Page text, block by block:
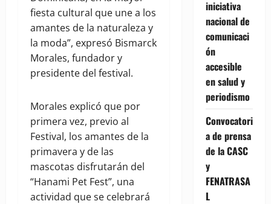
fiesta cultural que une a los
amantes de la naturaleza y
la moda”, expresó Bismarck
Morales, fundador y
presidente del festival.
Morales explicó que por
primera vez, previo al
Festival, los amantes de la
primavera y de las
mascotas disfrutarán del
“Hanami Pet Fest”, una
actividad que se celebrará
iniciativa
nacional de
comunicaci
ón
accesible
en salud y
periodismo
Convocatori
a de prensa
de la CASC
y
FENATRASA
L